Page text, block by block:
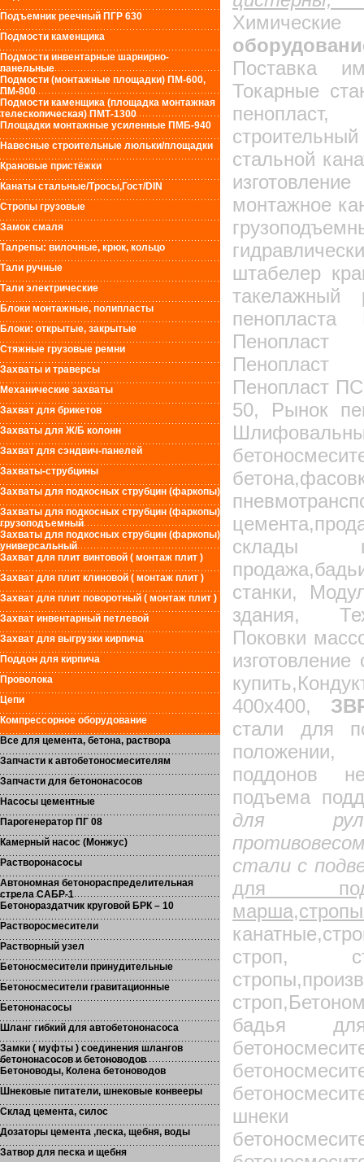
Подъемник реечный ПГР 630
Подмости каменщика
Подмости инвентарные шарнирно-
панельные
Подмости (монтажные площадки) ПМ-600,
ПМ-800
Подмости каменщика (площадка монтажная
телескопическая) ПМТ-1300
Площадки монтажные усиленные ПМБ-940
Навесные строительные люльки/площадки
Крановые пристёжки
Канаты стальные/Тросы,Гост/DIN
Стропы грузовые
Замок смаля
Талрепы: вилочные, крюк, кольцо
Тали ручные
Тали электрические
Блоки монтажные, полипласты
Блоки: открытые, закрытые
Стяжные грузовые ремни
Захваты и траверсы
Механические захваты
Захват для брикетов
Захваты для Ж/Б колонн
Захват для сэндвич-панелей
Захваты-струбцины
Захваты для подкосных струбцин (фаркопы)
Захваты для подкосных струбцин (фаркопы)
грузоподъемный
Захваты для подкосных струбцин (фаркопы)
универсальный
Захват для плит винтовой ( монтаж плит )
Захват для плит клиновой ( монтаж плит )
Захват для плит поворотный ( монтаж плит )
Захват инвентарный петлевой
Захват для выгрузки кирпича
Поддон для кирпича
Проволока
Цепи
Компрессорное оборудование
Все для цемента, бетона, раствора
Запчасти к автобетоносмесителям
Запчасти для бетононасосов
Насосы цементные
Парогенератор ПГ 08
Камерный насос (Монжус)
Растворонасосы
Автономная бетонораспределительная
стрела САБР-1
Бетонораздатчик круговой БРК – 10
Растворосмесители
Растворный узел
Бетоносмесители принудительные
Бетоносмесители гравитационные
Бетононасосы
Шланг гибкий для автобетононасоса
Замки ( муфты ) соединения шлангов
бетононасосов и бетоноводов
Бетоноводы, Колена бетоноводов
Шнековые питатели, шнековые конвееры
Склад цемента, силос
Дозаторы цемента ,песка, щебня, воды
Затвор для песка и щебня
Поставка
Токарные
пенопласт,
стальной
монтажное
штабелер
такелажный
Пенопласт
50, Рынок
склады
станки,
здания,
Поковки
400х400,
стали для
поддонов
подъема
для
стали с
для
строп,
бадья
шнеки